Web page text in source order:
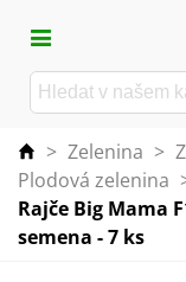
> Zelenina >
Plodová zelenina
Rajče Big Mama
semena - 7 ks